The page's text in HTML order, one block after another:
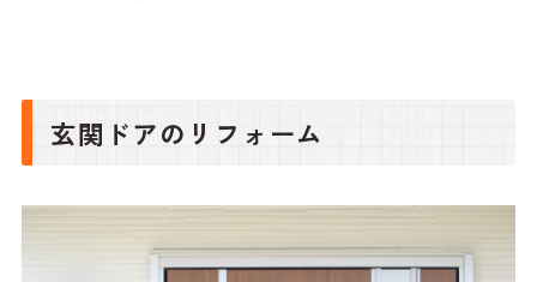
玄関ドアのリフォーム